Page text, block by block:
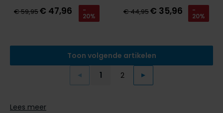
€ 59,95€ 47,96 -
20% € 44,95€ 35,96 -
20%
Toon volgende artikelen
Vorige
Current Page
1
Page
2 Volgende
Lees meer